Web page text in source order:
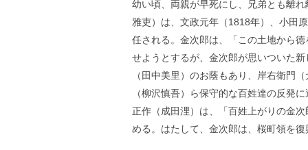
幼い頃、両親が早死にし、兄弟とも離
雅吏）は、文政元年（1818年）、小田
任される。金次郎は、「この土地から
せようとするが、金次郎が思いついた
（田中美里）のお蔭もあり、岸右衛門
（柳沢慎吾）ら保守的な百姓達の反発
正作（成田浬）は、「百姓上がりの金
める。はたして、金次郎は、桜町領を